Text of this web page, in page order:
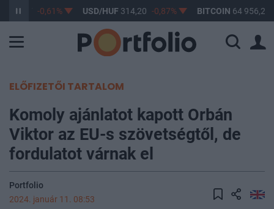
363,17 -0,61% USD/HUF 314,20 -0,87% BITCOIN 64 956,26
ELŐFIZETŐI TARTALOM
Komoly ajánlatot kapott Orbán
Viktor az EU-s szövetségtől, de
fordulatot várnak el
Portfolio
2024. január 11. 08:53